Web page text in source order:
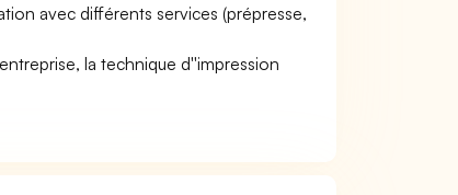
avec différents services (prépresse,
la technique d''impression